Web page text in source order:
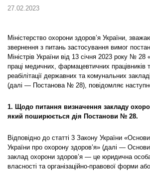
27.02.2023
Міністерство охорони здоров’я України,
звернення з питань застосування вимог
Міністрів України від 13 січня 2023 року № 28
праці медичних, фармацевтичних працівників
реабілітації державних та комунальних
(далі — Постанова № 28), повідомляє
1. Щодо питання визначення закладу
який поширюється дія Постанови № 28.
Відповідно до статті 3 Закону України
України про охорону здоров’я» (далі —
заклад охорони здоров’я — це юридична
власності та організаційно-правової форми